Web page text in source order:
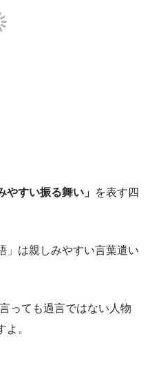
やすい振る舞い」 を表す四
」は親しみやすい言葉遣い
っても過言ではない人物
。